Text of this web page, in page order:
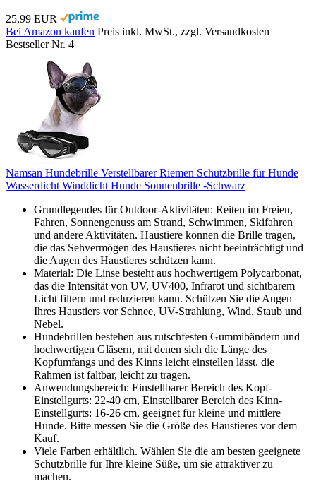
25,99 EUR
Bei Amazon kaufen Preis inkl. MwSt., zzgl. Versandkosten
Bestseller Nr. 4
Namsan Hundebrille Verstellbarer Riemen Schutzbrille für Hunde
Wasserdicht Winddicht Hunde Sonnenbrille -Schwarz
Grundlegendes für Outdoor-Aktivitäten: Reiten im Freien,
Fahren, Sonnengenuss am Strand, Schwimmen, Skifahren
und andere Aktivitäten. Haustiere können die Brille tragen,
die das Sehvermögen des Haustieres nicht beeinträchtigt und
die Augen des Haustieres schützen kann.
Material: Die Linse besteht aus hochwertigem Polycarbonat,
das die Intensität von UV, UV400, Infrarot und sichtbarem
Licht filtern und reduzieren kann. Schützen Sie die Augen
Ihres Haustiers vor Schnee, UV-Strahlung, Wind, Staub und
Nebel.
Hundebrillen bestehen aus rutschfesten Gummibändern und
hochwertigen Gläsern, mit denen sich die Länge des
Kopfumfangs und des Kinns leicht einstellen lässt. die
Rahmen ist faltbar, leicht zu tragen.
Anwendungsbereich: Einstellbarer Bereich des Kopf-
Einstellgurts: 22-40 cm, Einstellbarer Bereich des Kinn-
Einstellgurts: 16-26 cm, geeignet für kleine und mittlere
Hunde. Bitte messen Sie die Größe des Haustieres vor dem
Kauf.
Viele Farben erhältlich. Wählen Sie die am besten geeignete
Schutzbrille für Ihre kleine Süße, um sie attraktiver zu
machen.